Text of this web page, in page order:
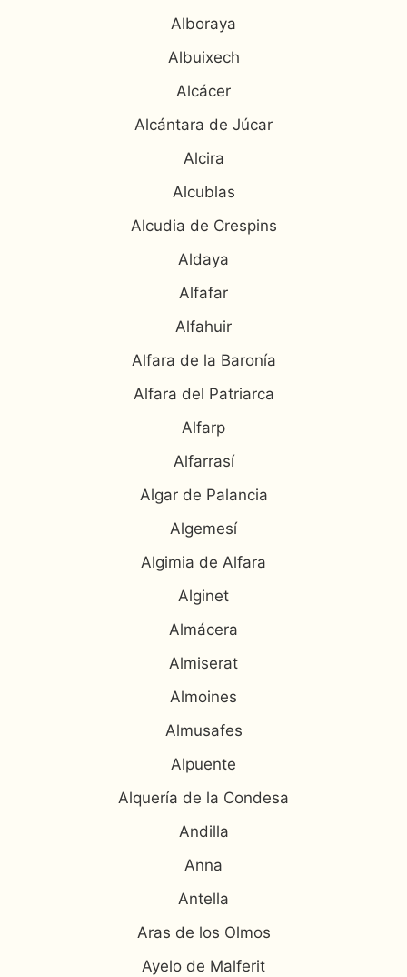
Alboraya
Albuixech
Alcácer
Alcántara de Júcar
Alcira
Alcublas
Alcudia de Crespins
Aldaya
Alfafar
Alfahuir
Alfara de la Baronía
Alfara del Patriarca
Alfarp
Alfarrasí
Algar de Palancia
Algemesí
Algimia de Alfara
Alginet
Almácera
Almiserat
Almoines
Almusafes
Alpuente
Alquería de la Condesa
Andilla
Anna
Antella
Aras de los Olmos
Ayelo de Malferit